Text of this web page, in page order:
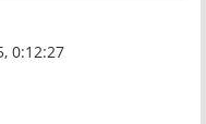
0:12:27